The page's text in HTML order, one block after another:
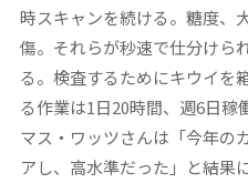
時スキャンを続ける。糖度、
傷。それらが秒速で仕分けら
る。検査するためにキウイを
る作業は1日20時間、週6日稼
マス・ワッツさんは「今年の
アし、高水準だった」と結果